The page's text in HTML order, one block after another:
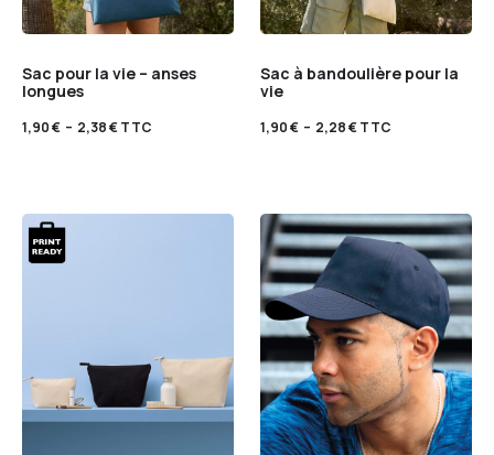
Sac pour la vie – anses
longues
1,90€ – 2,38€TTC
Sac à bandoulière pour la
vie
1,90€ – 2,28€TTC